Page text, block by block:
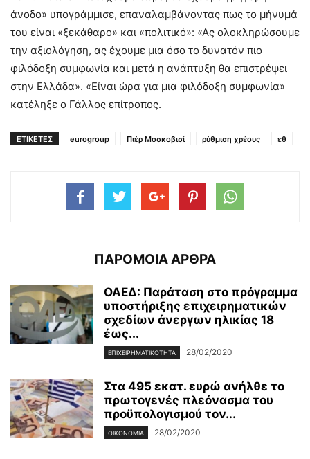
άνοδο» υπογράμμισε, επαναλαμβάνοντας πως το μήνυμά
του είναι «ξεκάθαρο» και «πολιτικό»: «Ας ολοκληρώσουμε
την αξιολόγηση, ας έχουμε μια όσο το δυνατόν πιο
φιλόδοξη συμφωνία και μετά η ανάπτυξη θα επιστρέψει
στην Ελλάδα». «Είναι ώρα για μια φιλόδοξη συμφωνία»
κατέληξε ο Γάλλος επίτροπος.
ΕΤΙΚΕΤΕΣ eurogroup Πιέρ Μοσκοβισί ρύθμιση χρέους εθ
ΠΑΡΟΜΟΙΑ ΑΡΘΡΑ
ΟΑΕΔ: Παράταση στο πρόγραμμα
υποστήριξης επιχειρηματικών
σχεδίων άνεργων ηλικίας 18
έως...
ΕΠΙΧΕΙΡΗΜΑΤΙΚΌΤΗΤΑ 28/02/2020
Στα 495 εκατ. ευρώ ανήλθε το
πρωτογενές πλεόνασμα του
προϋπολογισμού τον...
ΟΙΚΟΝΟΜΊΑ 28/02/2020